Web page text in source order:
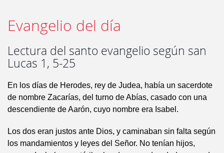
Evangelio del día
Lectura del santo evangelio según san
Lucas 1, 5-25
En los días de Herodes, rey de Judea, había un sacerdote
de nombre Zacarías, del turno de Abías, casado con una
descendiente de Aarón, cuyo nombre era Isabel.
Los dos eran justos ante Dios, y caminaban sin falta según
los mandamientos y leyes del Señor. No tenían hijos,